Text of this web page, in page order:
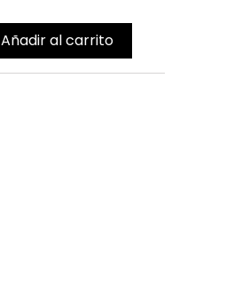
Añadir al carrito